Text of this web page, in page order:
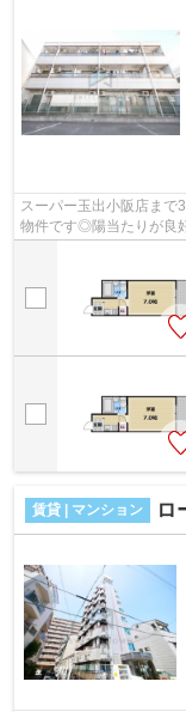
スーパー玉出小阪店ま
物件です◎陽当たりが良
賃貸 | マンション ロ